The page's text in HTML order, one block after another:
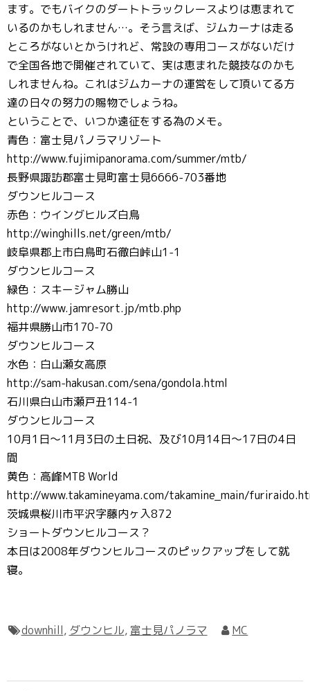
ます。でもバイクのダートトラックレースよりは恵まれて
いるのかもしれません…。そう言えば、ジムカーナは走る
ところがないとかうけれど、常設の専用コースがないだけ
で全国各地で開催されていて、実は恵まれた競技なのかも
しれませんね。これはジムカーナの運営をして頂いてる方
達の日々の努力の賜物でしょうね。
ということで、いつか遠征をする為のメモ。
青色：富士見パノラマリゾート
http://www.fujimipanorama.com/summer/mtb/
長野県諏訪郡富士見町富士見6666-703番地
ダウンヒルコース
赤色：ウイングヒルズ白鳥
http://winghills.net/green/mtb/
岐阜県郡上市白鳥町石徹白峠山1-1
ダウンヒルコース
緑色：スキージャム勝山
http://www.jamresort.jp/mtb.php
福井県勝山市170-70
ダウンヒルコース
水色：白山瀬女高原
http://sam-hakusan.com/sena/gondola.html
石川県白山市瀬戸丑114-1
ダウンヒルコース
10月1日～11月3日の土日祝、及び10月14日～17日の4日
間
黄色：高峰MTB World
http://www.takamineyama.com/takamine_main/
茨城県桜川市平沢字藤内ヶ入872
ショートダウンヒルコース？
本日は2008年ダウンヒルコースのピックアップをして就
寝。
downhill, ダウンヒル, 富士見パノラマ MC